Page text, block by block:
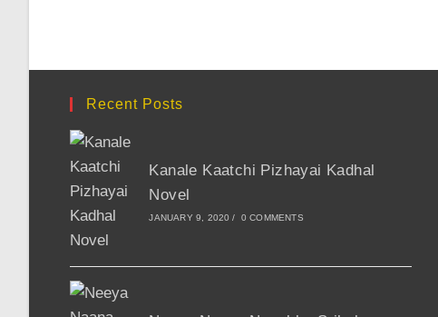
Recent Posts
Kanale Kaatchi Pizhayai Kadhal
Novel
JANUARY 9, 2020 / 0 COMMENTS